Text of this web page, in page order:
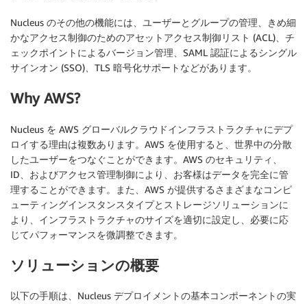
Nucleus のその他の機能には、ユーザーとグループの管理、きめ細
かなアクセス制御のためのアセットアクセス制御リスト (ACL)、チ
ェックポイントによるバージョン管理、SAML 認証によるシングル
サインオン (SSO)、TLS 暗号化サポートなどがあります。
Why AWS?
Nucleus を AWS グローバルクラウドインフラストラクチャにデプ
ロイする理由は複数あります。AWS を使用すると、世界中の分散
したユーザーをつなぐことができます。AWS のセキュリティ、
ID、およびアクセス管理制御により、お客様はデータを完全に管
理することができます。また、AWS が提供するさまざまなコンピ
ューティングインスタンスタイプとストレージソリューションに
より、インフラストラクチャのサイズを適切に設定し、必要に応
じてパフォーマンスを微調整できます。
ソリューションの概要
以下の手順は、Nucleus デプロイメントの基本コンポーネントの実